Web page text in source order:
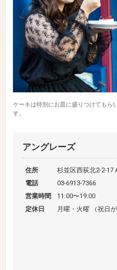
ケーキは特別にお皿に盛りつけてもら
す。
アングレーズ
住所
杉並区西荻北2-2-17
電話
03-6913-7366
営業時間
11:00〜19:00
定休日
月曜・火曜 （祝日